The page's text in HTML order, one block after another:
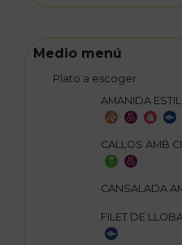
Medio menú
Plato a escoger
AMANIDA
CALLOS AMB
CANSALADA
FILET DE